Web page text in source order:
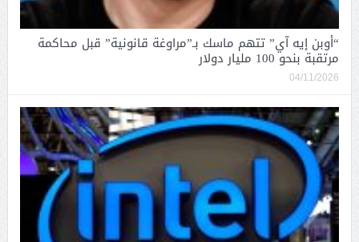
“أوبن إيه آي” تتهم ماسك بـ”مراوغة قانونية” قبل محاكمة
مرتقبة بنحو 100 مليار دولار
04/11/2026